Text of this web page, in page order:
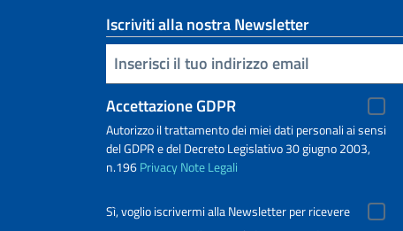
Iscriviti alla nostra Newsletter
Inserisci la tua email
Accettazione GDPR
Autorizzo il trattamento dei miei dati personali ai sensi
del GDPR e del Decreto Legislativo 30 giugno 2003,
n.196PrivacyNote Legali
Sì, voglio iscrivermi alla Newsletter per ricevere